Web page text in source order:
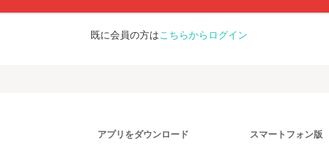
既に会員の方はこちらからログイン
アプリをダウンロード スマートフォン版